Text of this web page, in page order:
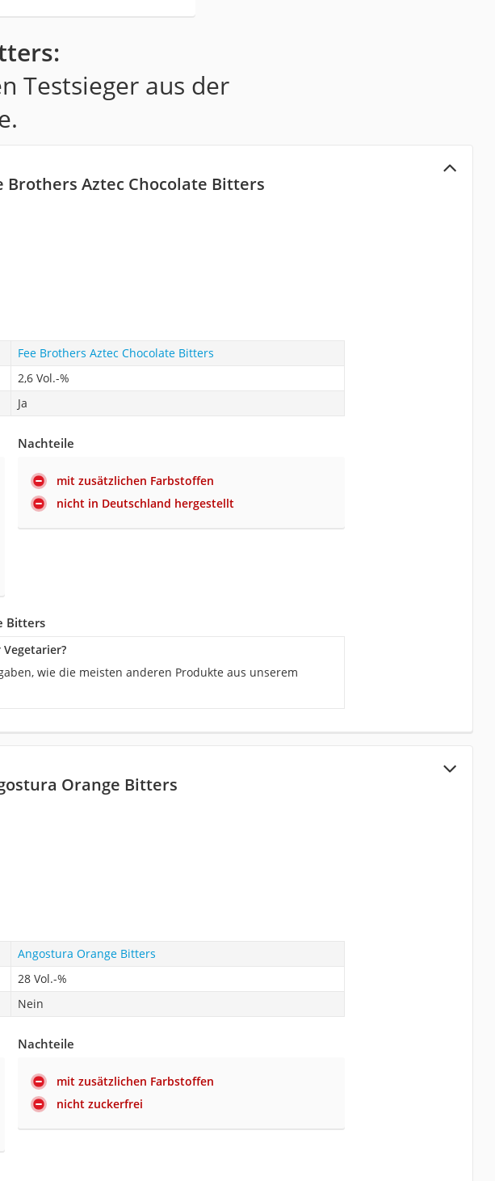
Testsieger aus der
Brothers Aztec Chocolate Bitters
Fee Brothers Aztec Chocolate Bitters
2,6 Vol.-%
Ja
Nachteile
mit zusätzlichen Farbstoffen
nicht in Deutschland hergestellt
Bitters
wie die meisten anderen Produkte aus unserem
Orange Bitters
Angostura Orange Bitters
28 Vol.-%
Nein
Nachteile
mit zusätzlichen Farbstoffen
nicht zuckerfrei